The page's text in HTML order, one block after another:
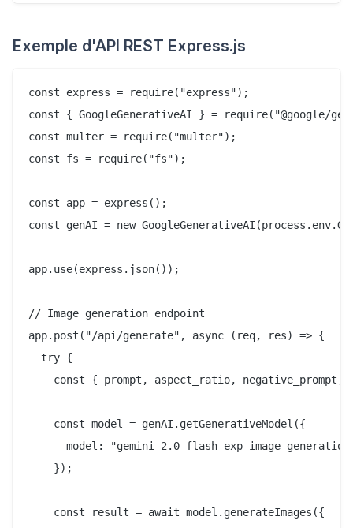
Exemple d'API REST Express.js
const express = require("express");
const { GoogleGenerativeAI } = require("@google/
const multer = require("multer");
const fs = require("fs");
const app = express();
const genAI = new
app.use(express.json());
// Image generation endpoint
app.post("/api/generate", async (req, res) => {
  try {
const { prompt, aspect_ratio, negative_prompt,
    const model = genAI.getGenerativeModel({
model: "gemini-2.0-flash-exp-image-
    });
    const result = await model.generateImages({